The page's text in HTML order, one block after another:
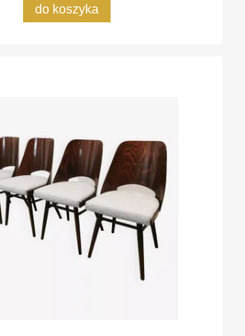
do koszyka